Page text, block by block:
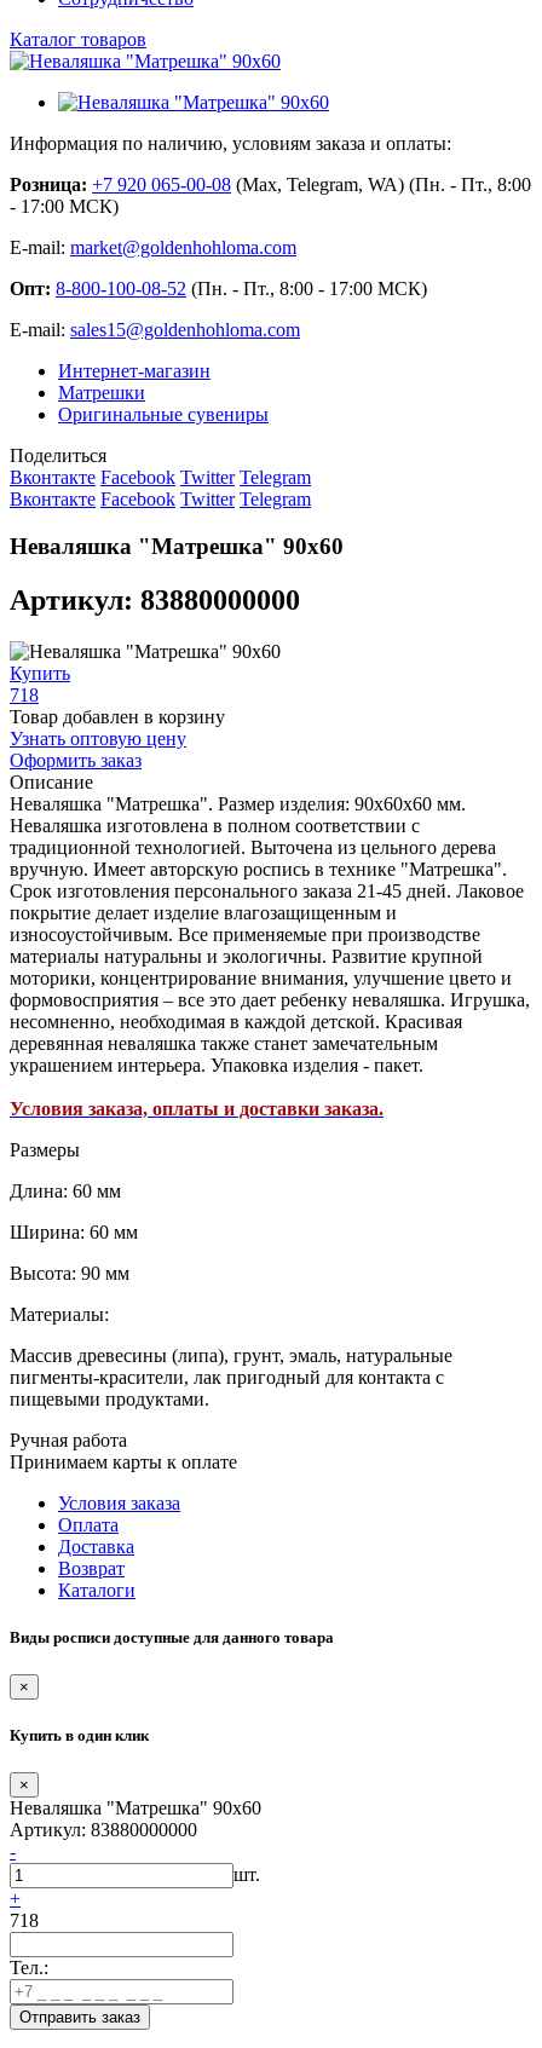
Каталог товаров
Информация по наличию, условиям заказа и оплаты:
Розница: +7 920 065-00-08 (Max, Telegram, WA) (Пн. - Пт., 8:00
- 17:00 МСК)
E-mail: market@goldenhohloma.com
Опт: 8-800-100-08-52 (Пн. - Пт., 8:00 - 17:00 МСК)
E-mail: sales15@goldenhohloma.com
Интернет-магазин
Матрешки
Оригинальные сувениры
Поделиться
Вконтакте Facebook Twitter Telegram
Вконтакте Facebook Twitter Telegram
Неваляшка "Матрешка" 90х60
Артикул: 83880000000
Купить
718
Товар добавлен в корзину
Узнать оптовую цену
Оформить заказ
Описание
Неваляшка "Матрешка". Размер изделия: 90х60х60 мм.
Неваляшка изготовлена в полном соответствии с
традиционной технологией. Выточена из цельного дерева
вручную. Имеет авторскую роспись в технике "Матрешка".
Срок изготовления персонального заказа 21-45 дней. Лаковое
покрытие делает изделие влагозащищенным и
износоустойчивым. Все применяемые при производстве
материалы натуральны и экологичны. Развитие крупной
моторики, концентрирование внимания, улучшение цвето и
формовосприятия – все это дает ребенку неваляшка. Игрушка,
несомненно, необходимая в каждой детской. Красивая
деревянная неваляшка также станет замечательным
украшением интерьера. Упаковка изделия - пакет.
Условия заказа, оплаты и доставки заказа.
Размеры
Длина: 60 мм
Ширина: 60 мм
Высота: 90 мм
Материалы:
Массив древесины (липа), грунт, эмаль, натуральные
пигменты-красители, лак пригодный для контакта с
пищевыми продуктами.
Ручная работа
Принимаем карты к оплате
Условия заказа
Оплата
Доставка
Возврат
Каталоги
Виды росписи доступные для данного товара
×
Купить в один клик
×
Неваляшка "Матрешка" 90х60
Артикул: 83880000000
-
шт.
+
718
Тел.: